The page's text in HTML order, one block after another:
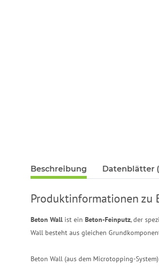
Beschreibung Datenblätter
Produktinformationen zu
Beton Wall ist ein Beton-Feinputz, der
Wall besteht aus gleichen
Beton Wall (aus dem Microtopping-